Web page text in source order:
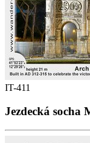
IT-411
Jezdecká socha